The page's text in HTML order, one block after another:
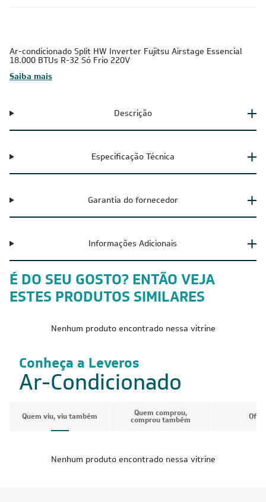
Ar-condicionado Split HW Inverter Fujitsu Airstage Essencial
18.000 BTUs R-32 Só Frio 220V
Saiba mais
Descrição
Especificação Técnica
Garantia do fornecedor
Informações Adicionais
É DO SEU GOSTO? ENTÃO VEJA
ESTES PRODUTOS SIMILARES
Nenhum produto encontrado nessa vitrine
Conheça a Leveros
Ar-Condicionado
Quem viu, viu também Quem comprou,
comprou também
Nenhum produto encontrado nessa vitrine